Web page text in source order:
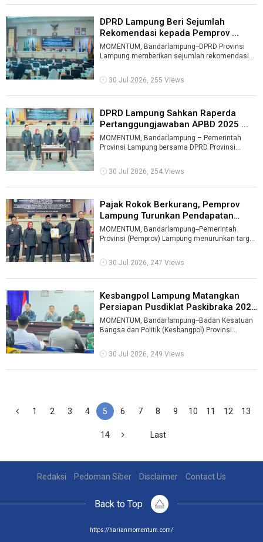
DPRD Lampung Beri Sejumlah
Rekomendasi kepada Pemprov ...
MOMENTUM, Bandarlampung--DPRD Provinsi
Lampung memberikan sejumlah rekomendasi
s ...
30 Jul 2026, 255 Views
DPRD Lampung Sahkan Raperda
Pertanggungjawaban APBD 2025 ...
MOMENTUM, Bandarlampung – Pemerintah
Provinsi Lampung bersama DPRD Provinsi
Peratu ...
30 Jul 2026, 254 Views
Pajak Rokok Berkurang, Pemprov
Lampung Turunkan Pendapatan
Rp19,6 ...
MOMENTUM, Bandarlampung--Pemerintah
Provinsi (Pemprov) Lampung menurunkan target
Tahun ...
30 Jul 2026, 247 Views
Kesbangpol Lampung Matangkan
Persiapan Pusdiklat Paskibraka 2026
...
MOMENTUM, Bandarlampung--Badan Kesatuan
Bangsa dan Politik (Kesbangpol) Provinsi
Pend ...
30 Jul 2026, 249 Views
1 2 3 4 5 6 7 8 9 10 11 12 13
14 Last
Redaksi Pedoman Siber Disclaimer Contact Us
Back to Top
https://harianmomentum.com/